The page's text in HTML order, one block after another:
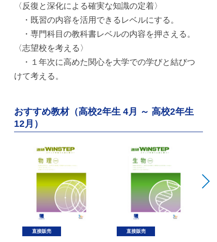
〈反復と深化による確実な知識の定着〉
・既習の内容を活用できるレベルにする。
・専門科目の教科書レベルの内容を押さえる。
〈志望校を考える〉
・１年次に高めた関心を大学での学びと結びつ
けて考える。
おすすめ教材（高校2年生 4月 ～ 高校2年生
12月）
直接販売 直接販売